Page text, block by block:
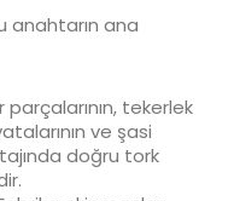
anahtarın ana
tekerlek
ve şasi
doğru tork